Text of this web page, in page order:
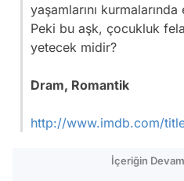
yaşamlarını
Peki bu aşk, çocukluk
yetecek midir?
Dram, Romantik
http://www.imdb.com/
İçeriğin